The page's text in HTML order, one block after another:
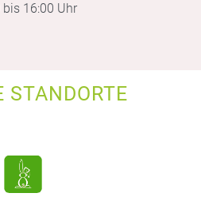
bis 16:00 Uhr
STANDORTE